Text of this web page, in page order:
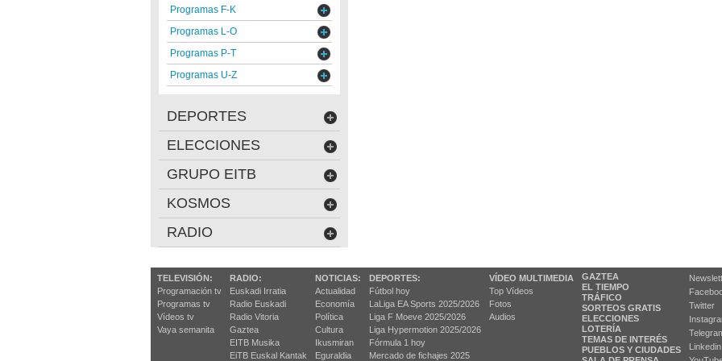
Programas F-K
Programas L-O
Programas P-T
Programas U-Z
DEPORTES
ELECCIONES
GRUPO EITB
KOSMOS
RADIO
TELEVISIÓN:
Programación tv
Programas tv
Vídeos tv
Vaya semanita
RADIO:
Euskadi Irratia
Radio Euskadi
Radio Vitoria
Gaztea
EITB Musika
EiTB Euskal Kantak
NOTICIAS:
Actualidad
Economía
Política
Cultura
Ikusmiran
Eguraldia
DEPORTES:
Fútbol hoy
LaLiga EA Sports 2025/2026
Liga F Moeve 2025/2026
Liga Hypermotion 2025/2026
Fórmula 1 hoy
Mercado de fichajes 2025
VÍDEO MULTIMEDIA
Top Vídeos
Fotos
Audios
GAZTEA
EL TIEMPO
TRÁFICO
SORTEOS GRATIS
ELECCIONES
LOTERÍA
TEMAS DE INTERÉS
PUEBLOS Y CIUDADES
Twitter
Linkedin